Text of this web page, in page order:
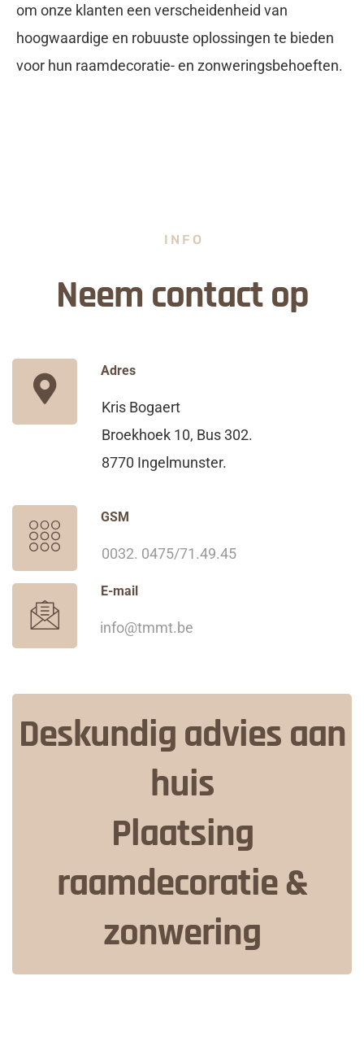
om onze klanten een verscheidenheid van
hoogwaardige en robuuste oplossingen te bieden
voor hun raamdecoratie- en zonweringsbehoeften.
INFO
Neem contact op
Adres
Kris Bogaert
Broekhoek 10, Bus 302.
8770 Ingelmunster.
GSM
0032. 0475/71.49.45
E-mail
info@tmmt.be
Deskundig advies aan
huis
Plaatsing
raamdecoratie &
zonwering